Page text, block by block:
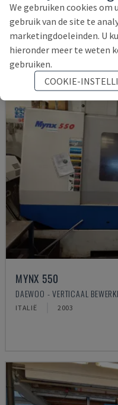
DUITSLAND
MYNX 550
DAEWOO - VERTICAAL
ITALIË 2003
We gebruiken cookies
gebruik van de site te
marketingdoeleinden. U
hieronder meer te weten
gebruiken.
COOKIE-